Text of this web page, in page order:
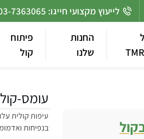
לייעוץ מקצועי חייגו: 03-7363065
החנות
שלנו
פיתוח
קול
עומס-
עיפות קולית
בנפיחות